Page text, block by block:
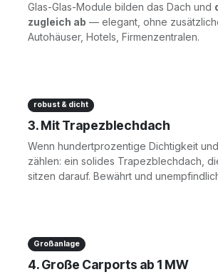
Glas-Glas-Module bilden das Dach und
zugleich ab — elegant, ohne
Autohäuser, Hotels, Firmenzentralen.
robust & dicht
3. Mit Trapezblechdach
Wenn hundertprozentige Dichtigkeit
zählen: ein solides Trapezblechdach,
sitzen darauf. Bewährt und
Großanlage
4. Große Carports ab 1 MW